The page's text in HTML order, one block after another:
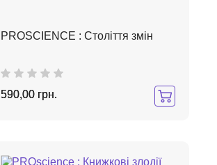
PROSCIENCE : Століття змін
590,00 грн.